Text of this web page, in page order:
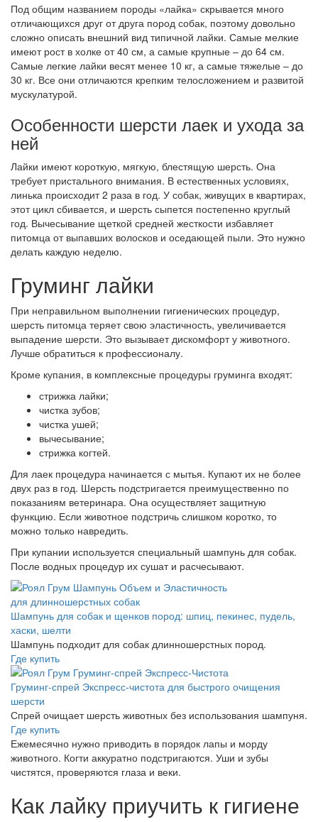
Под общим названием породы «лайка» скрывается много
отличающихся друг от друга пород собак, поэтому довольно
сложно описать внешний вид типичной лайки. Самые мелкие
имеют рост в холке от 40 см, а самые крупные – до 64 см.
Самые легкие лайки весят менее 10 кг, а самые тяжелые – до
30 кг. Все они отличаются крепким телосложением и развитой
мускулатурой.
Особенности шерсти лаек и ухода за
ней
Лайки имеют короткую, мягкую, блестящую шерсть. Она
требует пристального внимания. В естественных условиях,
линька происходит 2 раза в год. У собак, живущих в квартирах,
этот цикл сбивается, и шерсть сыпется постепенно круглый
год. Вычесывание щеткой средней жесткости избавляет
питомца от выпавших волосков и оседающей пыли. Это нужно
делать каждую неделю.
Груминг лайки
При неправильном выполнении гигиенических процедур,
шерсть питомца теряет свою эластичность, увеличивается
выпадение шерсти. Это вызывает дискомфорт у животного.
Лучше обратиться к профессионалу.
Кроме купания, в комплексные процедуры груминга входят:
стрижка лайки;
чистка зубов;
чистка ушей;
вычесывание;
стрижка когтей.
Для лаек процедура начинается с мытья. Купают их не более
двух раз в год. Шерсть подстригается преимущественно по
показаниям ветеринара. Она осуществляет защитную
функцию. Если животное подстричь слишком коротко, то
можно только навредить.
При купании используется специальный шампунь для собак.
После водных процедур их сушат и расчесывают.
Шампунь для собак и щенков пород: шпиц, пекинес, пудель,
хаски, шелти
Шампунь подходит для собак длинношерстных пород.
Где купить
Груминг-спрей Экспресс-чистота для быстрого очищения
шерсти
Спрей очищает шерсть животных без использования шампуня.
Где купить
Ежемесячно нужно приводить в порядок лапы и морду
животного. Когти аккуратно подстригаются. Уши и зубы
чистятся, проверяются глаза и веки.
Как лайку приучить к гигиене